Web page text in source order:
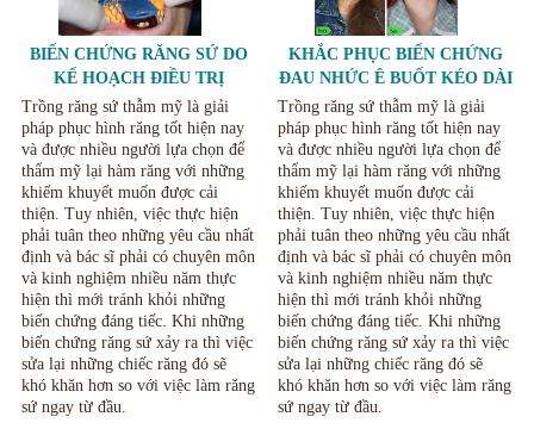
BIẾN CHỨNG RĂNG SỨ DO
KẾ HOẠCH ĐIỀU TRỊ
KHÔNG RÕ RÀNG.
Trồng răng sứ thẫm mỹ là giải
pháp phục hình răng tốt hiện nay
và được nhiều người lựa chọn để
thẩm mỹ lại hàm răng với những
khiếm khuyết muốn được cải
thiện. Tuy nhiên, việc thực hiện
phải tuân theo những yêu cầu nhất
định và bác sĩ phải có chuyên môn
và kinh nghiệm nhiều năm thực
hiện thì mới tránh khỏi những
biến chứng đáng tiếc. Khi những
biến chứng răng sứ xảy ra thì việc
sửa lại những chiếc răng đó sẽ
khó khăn hơn so với việc làm răng
sứ ngay từ đầu.
KHẮC PHỤC BIẾN CHỨNG
ĐAU NHỨC Ê BUỐT KÉO DÀI
KHI LÀM RĂNG SỨ
Trồng răng sứ thẫm mỹ là giải
pháp phục hình răng tốt hiện nay
và được nhiều người lựa chọn để
thẩm mỹ lại hàm răng với những
khiếm khuyết muốn được cải
thiện. Tuy nhiên, việc thực hiện
phải tuân theo những yêu cầu nhất
định và bác sĩ phải có chuyên môn
và kinh nghiệm nhiều năm thực
hiện thì mới tránh khỏi những
biến chứng đáng tiếc. Khi những
biến chứng răng sứ xảy ra thì việc
sửa lại những chiếc răng đó sẽ
khó khăn hơn so với việc làm răng
sứ ngay từ đầu.